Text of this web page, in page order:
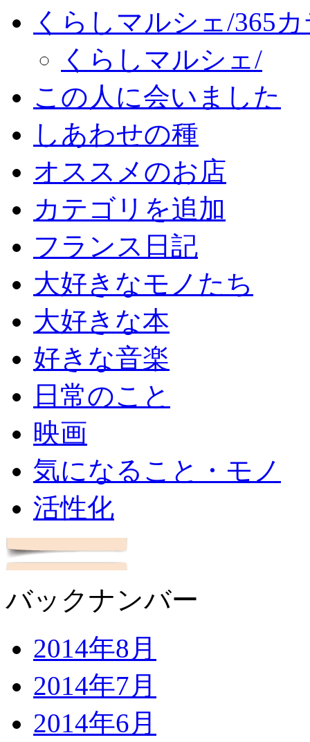
くらしマルシェ/365
くらしマルシェ/
この人に会いました
しあわせの種
オススメのお店
カテゴリを追加
フランス日記
大好きなモノたち
大好きな本
好きな音楽
日常のこと
映画
気になること・モノ
活性化
バックナンバー
2014年8月
2014年7月
2014年6月